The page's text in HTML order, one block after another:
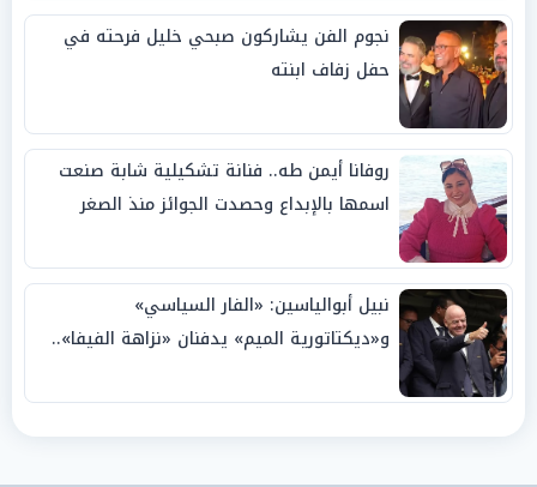
نجوم الفن يشاركون صبحي خليل فرحته في
حفل زفاف ابنته
روفانا أيمن طه.. فنانة تشكيلية شابة صنعت
اسمها بالإبداع وحصدت الجوائز منذ الصغر
نبيل أبوالياسين: «الفار السياسي»
و«ديكتاتورية الميم» يدفنان «نزاهة الفيفا»..